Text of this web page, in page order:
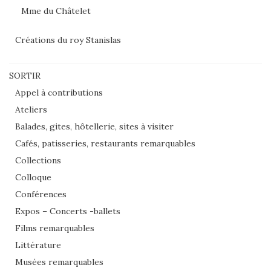
Mme du Châtelet
Créations du roy Stanislas
SORTIR
Appel à contributions
Ateliers
Balades, gites, hôtellerie, sites à visiter
Cafés, patisseries, restaurants remarquables
Collections
Colloque
Conférences
Expos – Concerts -ballets
Films remarquables
Littérature
Musées remarquables